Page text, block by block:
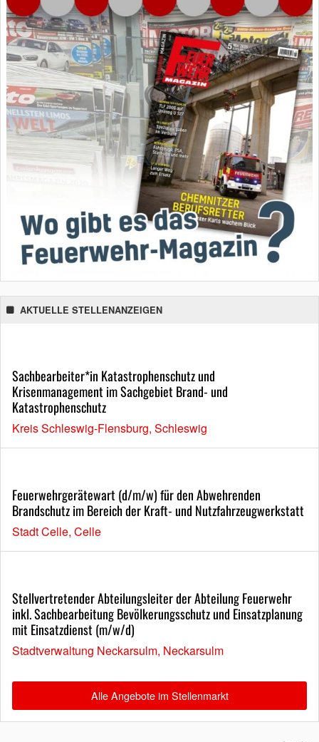
AKTUELLE STELLENANZEIGEN
Sachbearbeiter*in Katastrophenschutz und
Krisenmanagement im Sachgebiet Brand- und
Katastrophenschutz
Kreis Schleswig-Flensburg, Schleswig
Feuerwehrgerätewart (d/m/w) für den Abwehrenden
Brandschutz im Bereich der Kraft- und Nutzfahrzeugwerkstatt
Stadt Celle, Celle
Stellvertretender Abteilungsleiter der Abteilung Feuerwehr
inkl. Sachbearbeitung Bevölkerungsschutz und Einsatzplanung
mit Einsatzdienst (m/w/d)
Stadtverwaltung Neckarsulm, Neckarsulm
Alle Angebote im Stellenmarkt